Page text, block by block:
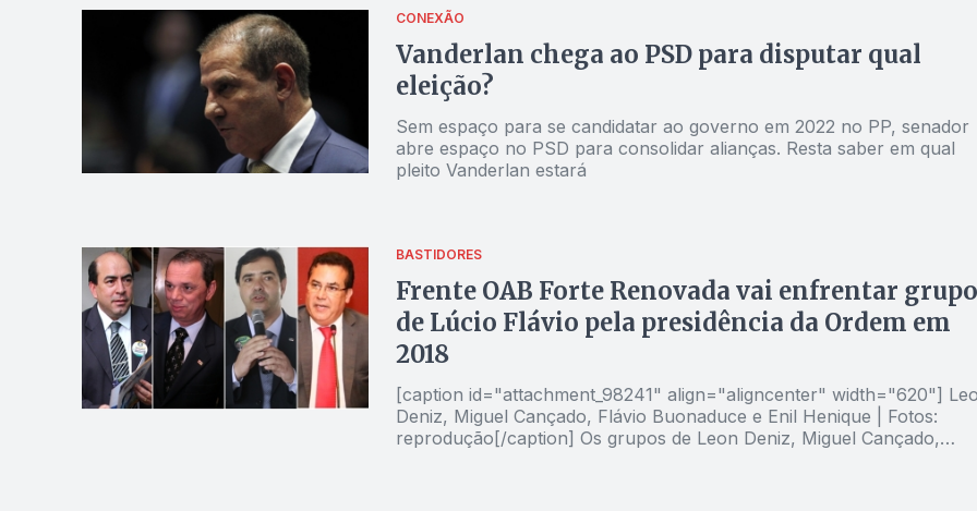
CONEXÃO
Vanderlan chega ao PSD para disputar qual
eleição?
Sem espaço para se candidatar ao governo em 2022 no PP, senador
abre espaço no PSD para consolidar alianças. Resta saber em qual
pleito Vanderlan estará
BASTIDORES
Frente OAB Forte Renovada vai enfrentar grupo
de Lúcio Flávio pela presidência da Ordem em
2018
[caption id="attachment_98241" align="aligncenter" width="620"]
Deniz, Miguel Cançado, Flávio Buonaduce e Enil Henique | Fotos:
reprodução[/caption] Os grupos de Leon Deniz, Miguel Cançado,